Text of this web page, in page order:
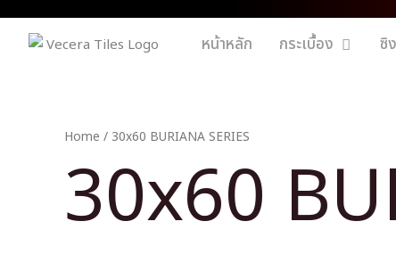
หน้าหลัก กระเบื้อง ซิ
Home / 30x60 BURIANA SERIES
30x60